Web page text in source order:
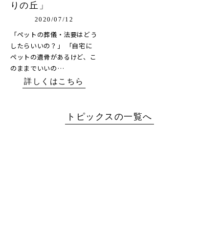
りの丘」
2020/07/12
「ペットの葬儀・法要はどう
したらいいの？」 「自宅に
ペットの遺骨があるけど、こ
のままでいいの…
詳しくはこちら
トピックスの一覧へ